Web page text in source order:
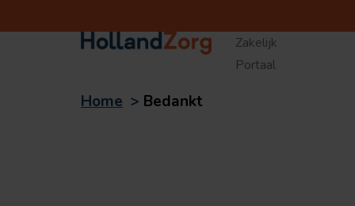
Zakelijk
Portaal
Home > Bedankt